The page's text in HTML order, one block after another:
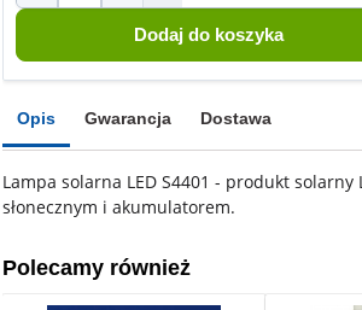
Opis Gwarancja Dostawa
Lampa solarna LED S4401 - produkt solarny
słonecznym i akumulatorem.
Polecamy również